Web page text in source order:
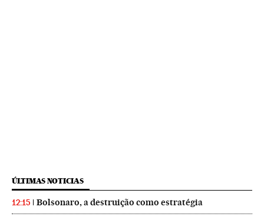
ÚLTIMAS NOTICIAS
12:15 Bolsonaro, a destruição como estratégia